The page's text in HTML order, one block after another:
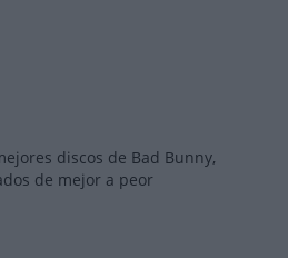
discos de Bad Bunny,
de mejor a peor